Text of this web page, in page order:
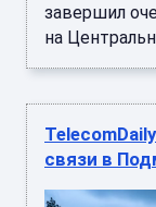
завершил
на
связи в